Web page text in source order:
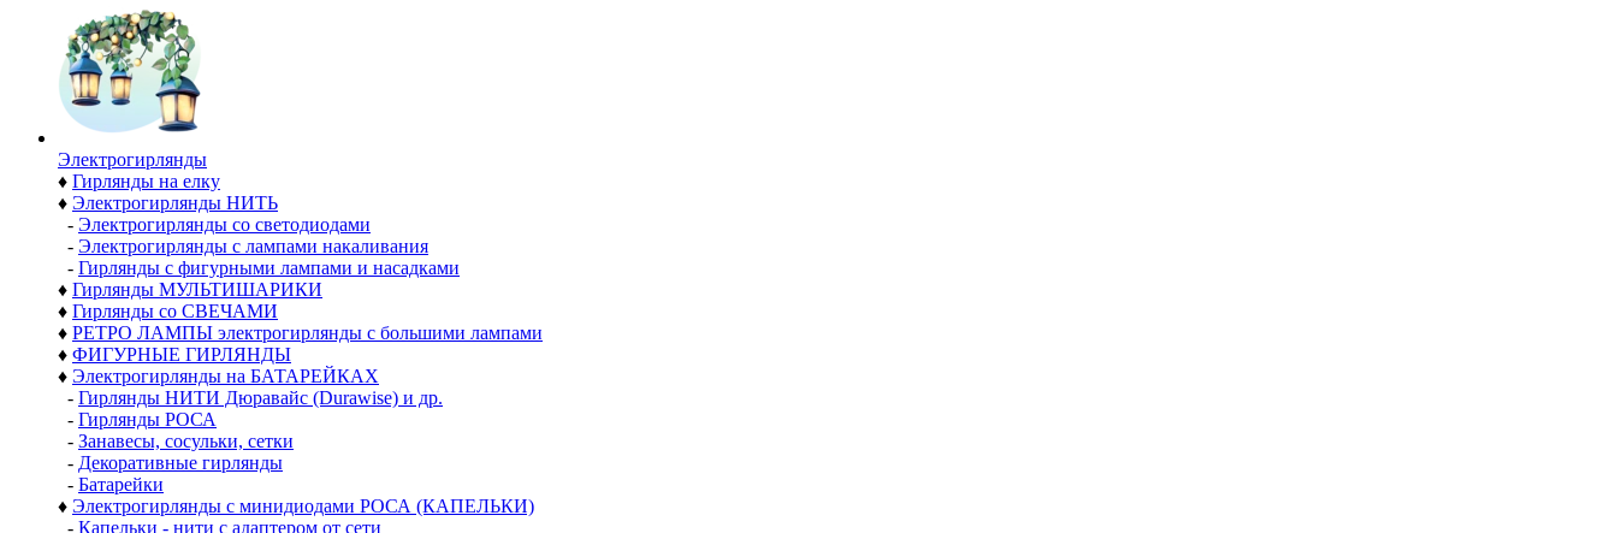
Электро­гирлянды
♦ Гирлянды на елку
♦ Электрогирлянды НИТЬ
- Электрогирлянды со светодиодами
- Электрогирлянды с лампами накаливания
- Гирлянды с фигурными лампами и насадками
♦ Гирлянды МУЛЬТИШАРИКИ
♦ Гирлянды со СВЕЧАМИ
♦ РЕТРО ЛАМПЫ электрогирлянды с большими лампами
♦ ФИГУРНЫЕ ГИРЛЯНДЫ
♦ Электрогирлянды на БАТАРЕЙКАХ
- Гирлянды НИТИ Дюравайс (Durawise) и др.
- Гирлянды РОСА
- Занавесы, сосульки, сетки
- Декоративные гирлянды
- Батарейки
♦ Электрогирлянды с минидиодами РОСА (КАПЕЛЬКИ)
- Капельки - нити с адаптером от сети